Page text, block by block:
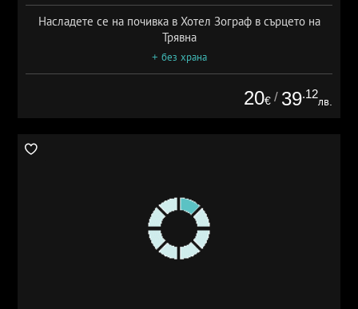
Насладете се на почивка в Хотел Зограф в сърцето на
Трявна
+ без храна
20€ / 39.12
лв.